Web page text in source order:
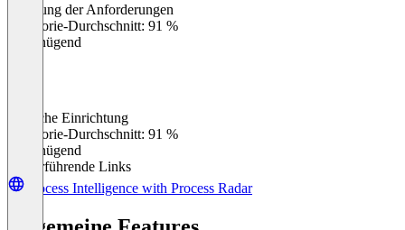
Erfüllung der Anforderungen
Kategorie-Durchschnitt: 91 %
Ungenügend
Einfache Einrichtung
Kategorie-Durchschnitt: 91 %
Ungenügend
Weiterführende Links
Process Intelligence with Process Radar